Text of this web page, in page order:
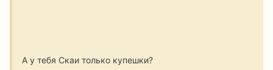
А у тебя Скаи только купешки?